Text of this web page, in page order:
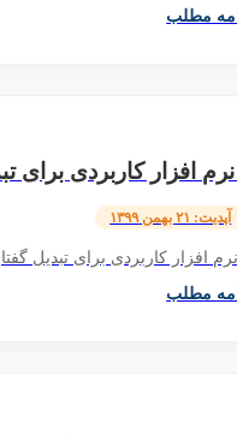
مطلب
آپدیت: ۲۱ بهمن ۱۳۹۹
مطلب